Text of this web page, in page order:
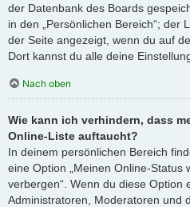
der Datenbank des Boards
in den „Persönlichen Bereich“; der
der Seite angezeigt, wenn du auf
Dort kannst du alle deine
Nach oben
Wie kann ich verhindern, dass
Online-Liste auftaucht?
In deinem persönlichen Bereich
eine Option „Meinen Online-Status
verbergen“. Wenn du diese Option
Administratoren, Moderatoren und